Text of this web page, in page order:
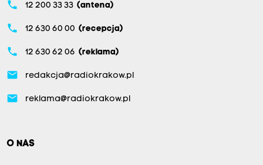
phone 12 200 33 33 (antena)
phone 12 630 60 00 (recepcja)
phone 12 630 62 06 (reklama)
email redakcja@radiokrakow.pl
email reklama@radiokrakow.pl
O NAS